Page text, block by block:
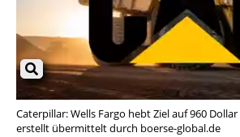
Caterpillar: Wells Fargo hebt Ziel auf 960
erstellt übermittelt durch boerse-global.de